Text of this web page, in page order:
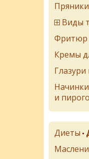
Виды
Фритюр
Кремы
и
Диеты •